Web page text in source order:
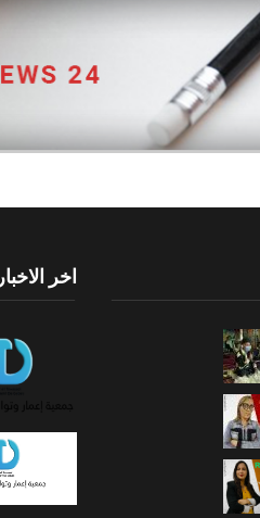
اخر الاخبار